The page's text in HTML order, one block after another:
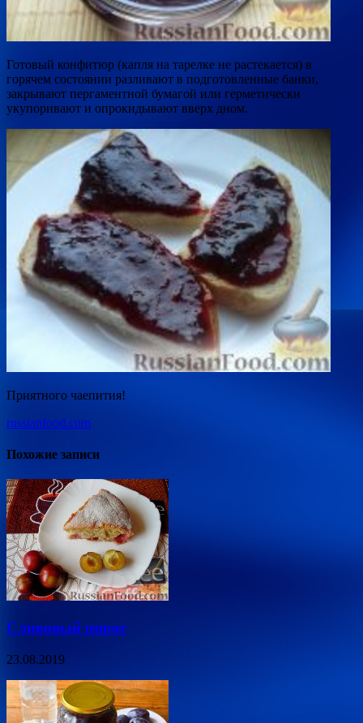
Готовый конфитюр (капля на тарелке не растекается) в
горячем состоянии разливают в подготовленные банки,
закрывают пергаментной бумагой или герметически
укупоривают и опрокидывают вверх дном.
Приятного чаепития!
russianfood.com
Похожие записи
Сливовый пирог
23.08.2019